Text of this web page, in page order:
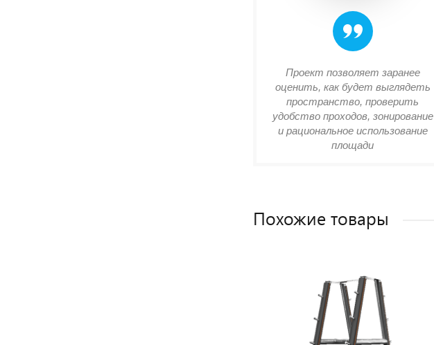
Проект позволяет заранее
оценить, как будет выглядеть
пространство, проверить
удобство проходов, зонирование
и рациональное использование
площади
Похожие товары